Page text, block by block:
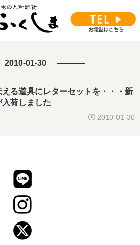
2010-01-30
える道具にレターセットを・・・新
入荷しました
2010-01-30